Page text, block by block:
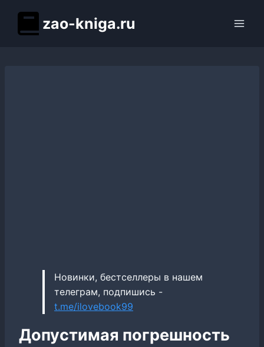
содержимому
zao-kniga.ru
Новинки, бестселлеры в нашем
телеграм, подпишись -
t.me/ilovebook99
Допустимая погрешность